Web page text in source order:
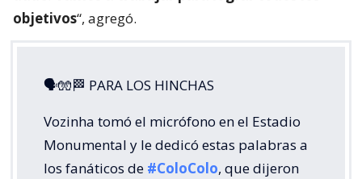
objetivos“, agregó.
🗣🧤🏁 PARA LOS HINCHAS
Vozinha tomó el micrófono en el Estadio
Monumental y le dedicó estas palabras a
los fanáticos de #ColoColo, que dijeron